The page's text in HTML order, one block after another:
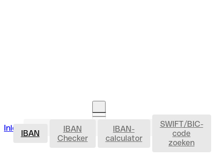
Inloggen Rekening openen IBAN
IBAN
IBAN
Checker
IBAN-
calculator
SWIFT/BIC-
code
zoeken